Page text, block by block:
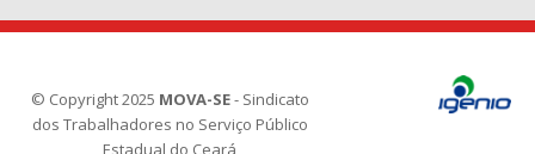
© Copyright 2025 MOVA-SE- Sindicato
dos Trabalhadores no Serviço Público
Estadual do Ceará